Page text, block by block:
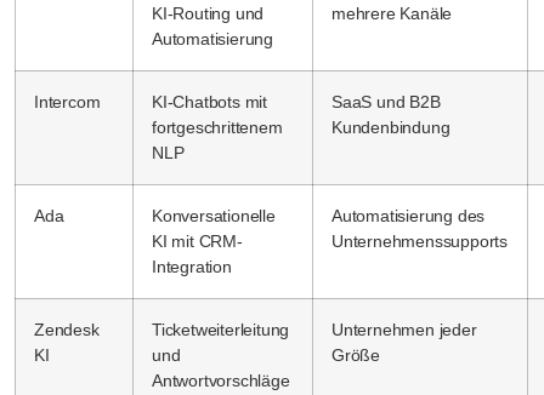
KI-Routing und
Automatisierung
mehrere Kanäle
Intercom
KI-Chatbots mit
fortgeschrittenem
NLP
SaaS und B2B
Kundenbindung
Ada
Konversationelle
KI mit CRM-
Integration
Automatisierung des
Unternehmenssupports
Zendesk
KI
Ticketweiterleitung
und
Antwortvorschläge
Unternehmen jeder
Größe